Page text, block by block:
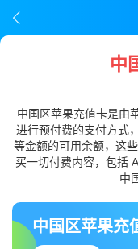
中
中国区苹果充值卡是由
进行预付费的支付方式
等金额的可用余额，这
买一切付费内容，包括
中
中国区苹果充